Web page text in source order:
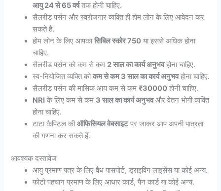
आयु 24 से 65 वर्षतक होनी चाहिए.
सैलरीड पर्सन और स्वरोजगार व्यक्ति ही होम लोन के लिए आवेदन कर
सकते हैं.
होम लोन के लिए आपकासिबिल स्कोर 750 या इससे अधिक होना
चाहिए.
सैलरीड पर्सन को कम से कम 2 साल का कार्य अनुभवहोना चाहिए.
स्व-नियोजित व्यक्ति कोकम से कम 3 साल का कार्य अनुभवहोना चाहिए.
सैलरीड पर्सन की मासिक आय कम से कम₹30000 होनी चाहिए.
NRI के लिए कम से कम 3 साल का कार्य अनुभवऔर वेतन भोगी व्यक्ति
होना चाहिए.
टाटा कैपिटल कीऑफिसियल वेबसाइटपर जाकर आप अपनी पात्रता
की गणना कर सकते हैं.
आवश्यक दस्तावेज
आयु प्रमाण पत्र के लिए वैध पासपोर्ट, ड्राइविंग लाइसेंस या कोई अन्य.
फोटो पहचान प्रमाण के लिए आधार कार्ड, पैन कार्ड या कोई अन्य.